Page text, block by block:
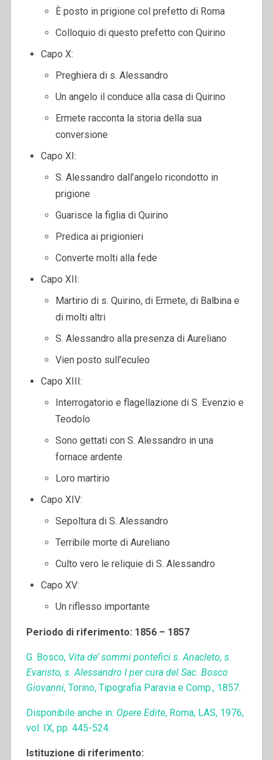
È posto in prigione col prefetto di Roma
Colloquio di questo prefetto con Quirino
Capo X:
Preghiera di s. Alessandro
Un angelo il conduce alla casa di Quirino
Ermete racconta la storia della sua
conversione
Capo XI:
S. Alessandro dall’angelo ricondotto in
prigione
Guarisce la figlia di Quirino
Predica ai prigionieri
Converte molti alla fede
Capo XII:
Martirio di s. Quirino, di Ermete, di Balbina e
di molti altri
S. Alessandro alla presenza di Aureliano
Vien posto sull’eculeo
Capo XIII:
Interrogatorio e flagellazione di S. Evenzio e
Teodolo
Sono gettati con S. Alessandro in una
fornace ardente
Loro martirio
Capo XIV:
Sepoltura di S. Alessandro
Terribile morte di Aureliano
Culto vero le reliquie di S. Alessandro
Capo XV:
Un riflesso importante
Periodo di riferimento: 1856 – 1857
G. Bosco, Vita de’ sommi pontefici s. Anacleto, s.
Evaristo, s. Alessandro I per cura del Sac. Bosco
Giovanni, Torino, Tipografia Paravia e Comp., 1857.
Disponibile anche in: Opere Edite, Roma, LAS, 1976,
vol. IX, pp. 445-524.
Istituzione di riferimento: